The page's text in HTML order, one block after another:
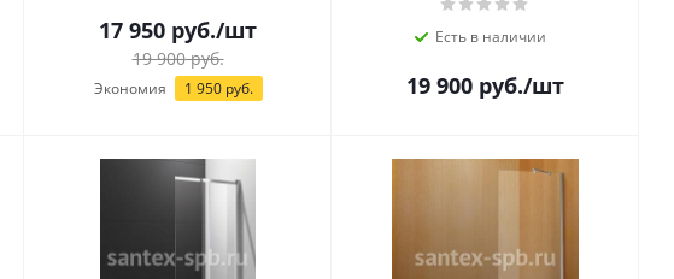
17 950 руб./шт
19 900руб.
Экономия 1 950руб.
Есть в наличии
19 900 руб./шт